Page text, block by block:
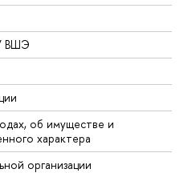
ВШЭ
об имуществе и
характера
организации